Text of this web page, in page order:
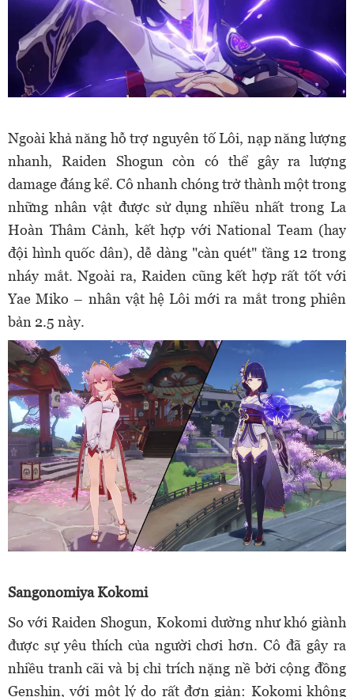
Ngoài khả năng hỗ trợ nguyên tố Lôi, nạp năng lượng
nhanh, Raiden Shogun còn có thể gây ra lượng
damage đáng kể. Cô nhanh chóng trở thành một trong
những nhân vật được sử dụng nhiều nhất trong La
Hoàn Thâm Cảnh, kết hợp với National Team (hay
đội hình quốc dân), dễ dàng "càn quét" tầng 12 trong
nháy mắt. Ngoài ra, Raiden cũng kết hợp rất tốt với
Yae Miko – nhân vật hệ Lôi mới ra mắt trong phiên
bản 2.5 này.
Sangonomiya Kokomi
So với Raiden Shogun, Kokomi dường như khó giành
được sự yêu thích của người chơi hơn. Cô đã gây ra
nhiều tranh cãi và bị chỉ trích nặng nề bởi cộng đồng
Genshin, với một lý do rất đơn giản: Kokomi không